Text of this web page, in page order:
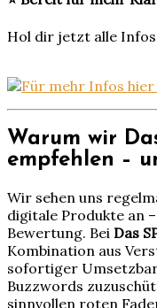
Hol dir jetzt alle Infos
Warum wir
empfehlen –
Wir sehen uns
digitale Produkte an
Bewertung. Bei Das
Kombination aus
sofortiger
Buzzwords
sinnvollen roten